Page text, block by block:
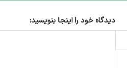
دیدگاه خود را اینجا بنویسید: